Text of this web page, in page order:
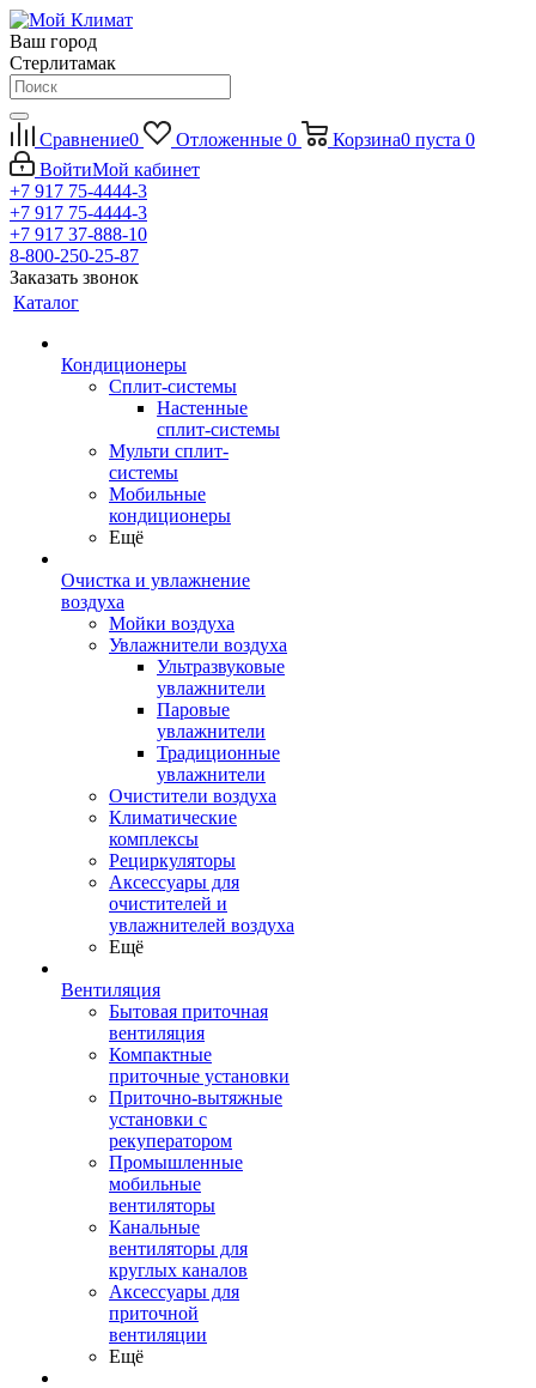
Ваш город
Стерлитамак
Сравнение0 Отложенные 0 Корзина0 пуста 0
ВойтиМой кабинет
+7 917 75-4444-3
+7 917 75-4444-3
+7 917 37-888-10
8-800-250-25-87
Заказать звонок
Каталог
Кондиционеры
Сплит-системы
Настенные
сплит-системы
Мульти сплит-
системы
Мобильные
кондиционеры
Ещё
Очистка и увлажнение
воздуха
Мойки воздуха
Увлажнители воздуха
Ультразвуковые
увлажнители
Паровые
увлажнители
Традиционные
увлажнители
Очистители воздуха
Климатические
комплексы
Рециркуляторы
Аксессуары для
очистителей и
увлажнителей воздуха
Ещё
Вентиляция
Бытовая приточная
вентиляция
Компактные
приточные установки
Приточно-вытяжные
установки с
рекуператором
Промышленные
мобильные
вентиляторы
Канальные
вентиляторы для
круглых каналов
Аксессуары для
приточной
вентиляции
Ещё